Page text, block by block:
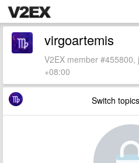
virgoartemis
V2EX member
+08:00
Switch